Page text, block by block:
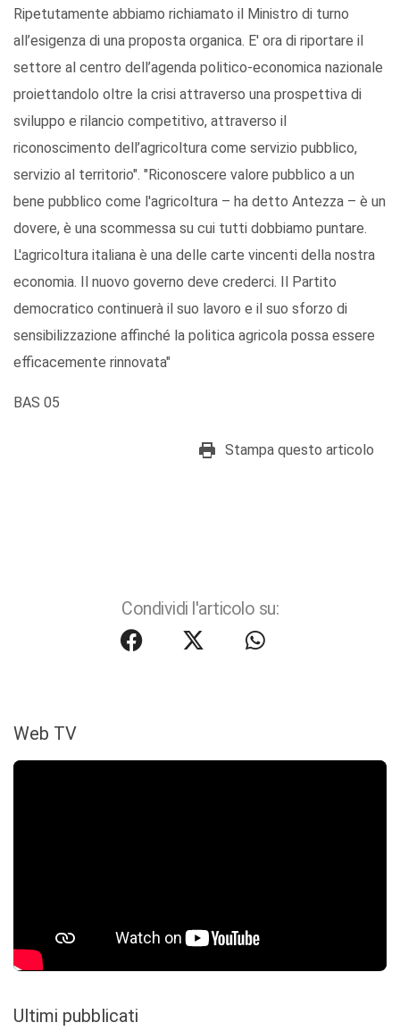
Ripetutamente abbiamo richiamato il Ministro di turno
all’esigenza di una proposta organica. E' ora di riportare il
settore al centro dell’agenda politico-economica nazionale
proiettandolo oltre la crisi attraverso una prospettiva di
sviluppo e rilancio competitivo, attraverso il
riconoscimento dell’agricoltura come servizio pubblico,
servizio al territorio". "Riconoscere valore pubblico a un
bene pubblico come l'agricoltura – ha detto Antezza – è un
dovere, è una scommessa su cui tutti dobbiamo puntare.
L'agricoltura italiana è una delle carte vincenti della nostra
economia. Il nuovo governo deve crederci. Il Partito
democratico continuerà il suo lavoro e il suo sforzo di
sensibilizzazione affinché la politica agricola possa essere
efficacemente rinnovata"
BAS 05
Stampa questo articolo
Condividi l'articolo su:
Web TV
Ultimi pubblicati